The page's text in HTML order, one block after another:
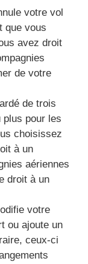
votre vol
que vous
avez droit
de votre
de trois
plus pour les
choisissez
à un
aériennes
droit à un
votre
ou ajoute un
ceux-ci